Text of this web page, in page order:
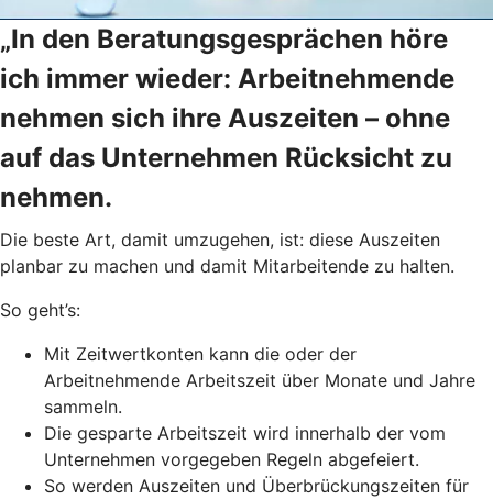
„In den Beratungsgesprächen höre
ich immer wieder: Arbeitnehmende
nehmen sich ihre Auszeiten – ohne
auf das Unternehmen Rücksicht zu
nehmen.
Die beste Art, damit umzugehen, ist: diese Auszeiten
planbar zu machen und damit Mitarbeitende zu halten.
So geht’s:
Mit Zeitwertkonten kann die oder der
Arbeitnehmende Arbeitszeit über Monate und Jahre
sammeln.
Die gesparte Arbeitszeit wird innerhalb der vom
Unternehmen vorgegeben Regeln abgefeiert.
So werden Auszeiten und Überbrückungszeiten für